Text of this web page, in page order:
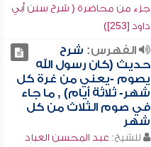
جزء من محاضرة ( شرح سنن أبي
داود [253])
الفهرس: شرح
حديث (كان رسول الله
يصوم -يعني من غرة كل
شهر- ثلاثة أيام) , ما جاء
في صوم الثلاث من كل
شهر
للشيخ: عبد المحسن العباد